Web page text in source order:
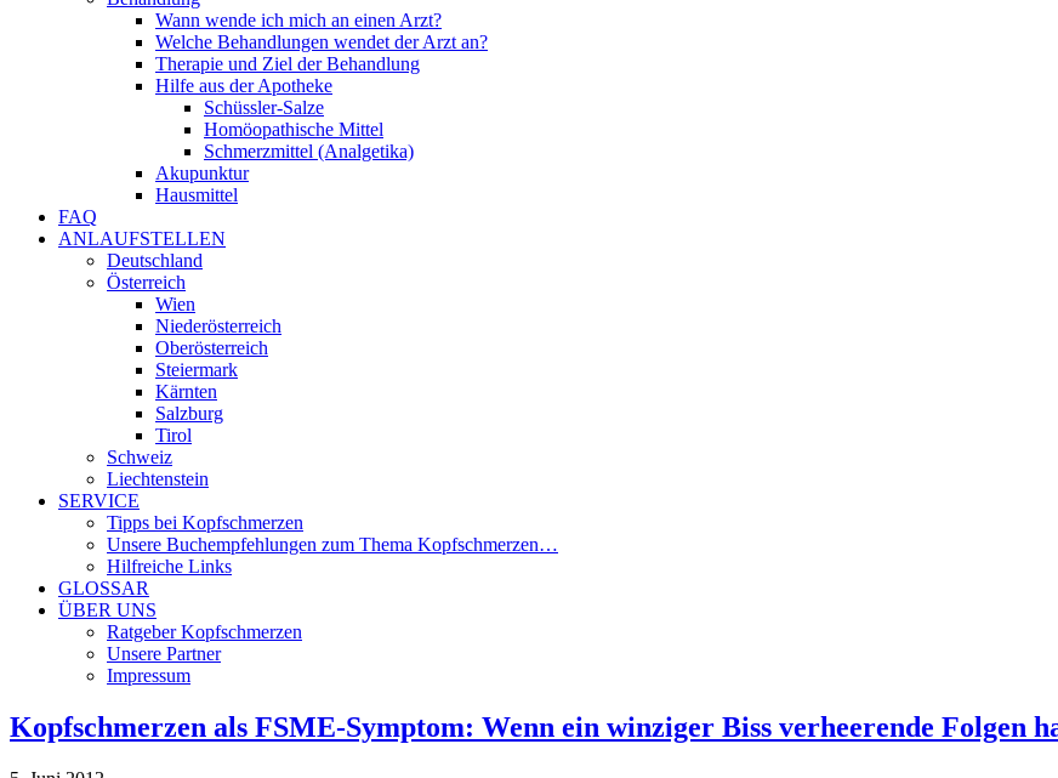
Wann wende ich mich an einen Arzt?
Welche Behandlungen wendet der Arzt an?
Therapie und Ziel der Behandlung
Hilfe aus der Apotheke
Schüssler-Salze
Homöopathische Mittel
Schmerzmittel (Analgetika)
Akupunktur
Hausmittel
FAQ
ANLAUFSTELLEN
Deutschland
Österreich
Wien
Niederösterreich
Oberösterreich
Steiermark
Kärnten
Salzburg
Tirol
Schweiz
Liechtenstein
SERVICE
Tipps bei Kopfschmerzen
Unsere Buchempfehlungen zum Thema Kopfschmerzen…
Hilfreiche Links
GLOSSAR
ÜBER UNS
Ratgeber Kopfschmerzen
Unsere Partner
Impressum
Kopfschmerzen als FSME-Symptom: Wenn ein winziger Biss verheerende Folgen